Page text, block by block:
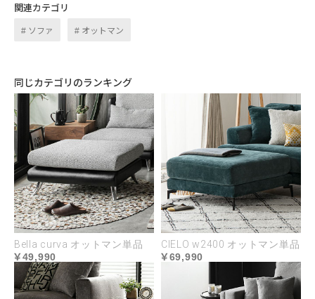
関連カテゴリ
ソファ オットマン
同じカテゴリのランキング
Bella curva オットマン単品
49,990
CIELO w2400 オットマン単品
69,990